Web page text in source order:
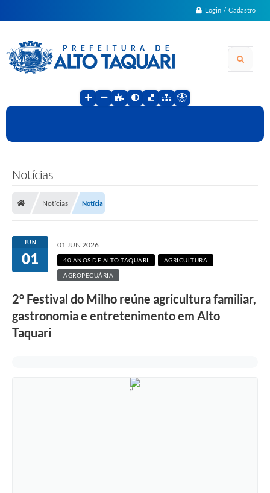
Login / Cadastro
Notícias
Notícias Notícia
JUN
01
01 JUN 2026
40 ANOS DE ALTO TAQUARI AGRICULTURA
AGROPECUÁRIA
2° Festival do Milho reúne agricultura familiar,
gastronomia e entretenimento em Alto
Taquari